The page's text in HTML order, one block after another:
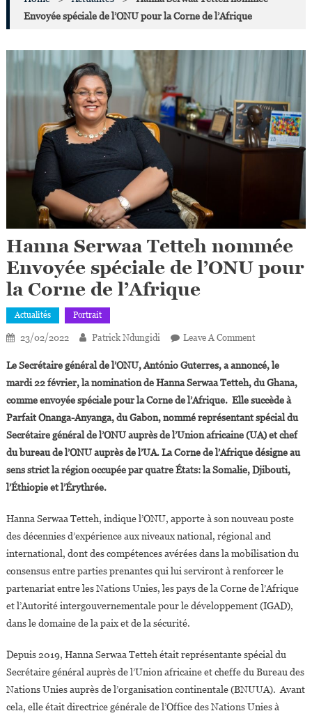
Envoyée spéciale de l’ONU pour la Corne de l’Afrique
Hanna Serwaa Tetteh nommée
Envoyée spéciale de l’ONU pour
la Corne de l’Afrique
Actualités Portrait
23/02/2022 Patrick Ndungidi Leave A CommentOn
Serwaa
Tetteh
Nommée
Envoyée
Spéciale
De
L’ONU
Le Secrétaire général de l’ONU, António Guterres, a annoncé, le
mardi 22 février, la nomination de Hanna Serwaa Tetteh, du Ghana,
comme envoyée spéciale pour la Corne de l’Afrique. Elle succède à
Parfait Onanga-Anyanga, du Gabon, nommé représentant spécial du
Secrétaire général de l’ONU auprès de l’Union africaine (UA) et chef
du bureau de l’ONU auprès de l’UA. La Corne de l’Afrique désigne au
sens strict la région occupée par quatre États: la Somalie, Djibouti,
l’Éthiopie et l’Érythrée.
Hanna Serwaa Tetteh, indique l’ONU, apporte à son nouveau poste
des décennies d’expérience aux niveaux national, régional and
international, dont des compétences avérées dans la mobilisation du
consensus entre parties prenantes qui lui serviront à renforcer le
partenariat entre les Nations Unies, les pays de la Corne de l’Afrique
et l’Autorité intergouvernementale pour le développement (IGAD),
dans le domaine de la paix et de la sécurité.
Depuis 2019, Hanna Serwaa Tetteh était représentante spécial du
Secrétaire général auprès de l’Union africaine et cheffe du Bureau des
Nations Unies auprès de l’organisation continentale (BNUUA). Avant
cela, elle était directrice générale de l’Office des Nations Unies à